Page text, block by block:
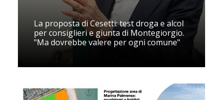
La proposta di Cesetti: test droga e alcol
per consiglieri e giunta di Montegiorgio.
"Ma dovrebbe valere per ogni comune"